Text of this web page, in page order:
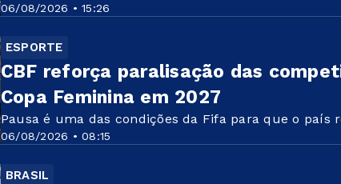
06/08/2026 • 15:26
ESPORTE
06/08/2026 • 08:15
CBF reforça paralisação das
Copa Feminina em 2027
Pausa é uma das condições da Fifa para que o país
BRASIL